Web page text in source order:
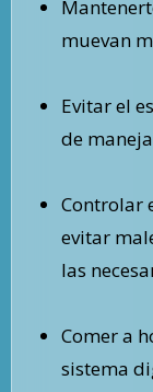
Mantenerte activo para que los alimentos se
muevan
Evitar el estrés durante las comidas y tratar
de
Controlar el tamaño de las porciones para
evitar
las
Comer a horarios regulares para que el
sistema